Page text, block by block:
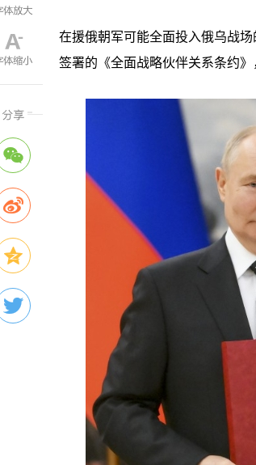
在援俄朝军可能全面投入俄乌战
签署的《全面战略伙伴关系条约